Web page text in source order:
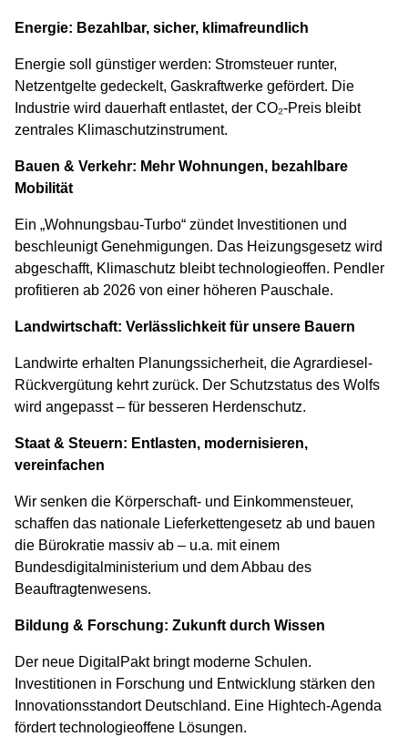
Energie: Bezahlbar, sicher, klimafreundlich
Energie soll günstiger werden: Stromsteuer runter,
Netzentgelte gedeckelt, Gaskraftwerke gefördert. Die
Industrie wird dauerhaft entlastet, der CO₂-Preis bleibt
zentrales Klimaschutzinstrument.
Bauen & Verkehr: Mehr Wohnungen, bezahlbare
Mobilität
Ein „Wohnungsbau-Turbo“ zündet Investitionen und
beschleunigt Genehmigungen. Das Heizungsgesetz wird
abgeschafft, Klimaschutz bleibt technologieoffen. Pendler
profitieren ab 2026 von einer höheren Pauschale.
Landwirtschaft: Verlässlichkeit für unsere Bauern
Landwirte erhalten Planungssicherheit, die Agrardiesel-
Rückvergütung kehrt zurück. Der Schutzstatus des Wolfs
wird angepasst – für besseren Herdenschutz.
Staat & Steuern: Entlasten, modernisieren,
vereinfachen
Wir senken die Körperschaft- und Einkommensteuer,
schaffen das nationale Lieferkettengesetz ab und bauen
die Bürokratie massiv ab – u.a. mit einem
Bundesdigitalministerium und dem Abbau des
Beauftragtenwesens.
Bildung & Forschung: Zukunft durch Wissen
Der neue DigitalPakt bringt moderne Schulen.
Investitionen in Forschung und Entwicklung stärken den
Innovationsstandort Deutschland. Eine Hightech-Agenda
fördert technologieoffene Lösungen.